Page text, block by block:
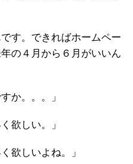
す。できればホームペー
の４月から６月がいいん
か。。。」
欲しい。」
欲しいよね。」